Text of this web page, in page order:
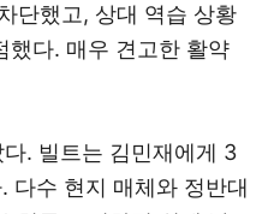
단했고, 상대 역습 상황
했다. 매우 견고한 활약
. 빌트는 김민재에게 3
다수 현지 매체와 정반대